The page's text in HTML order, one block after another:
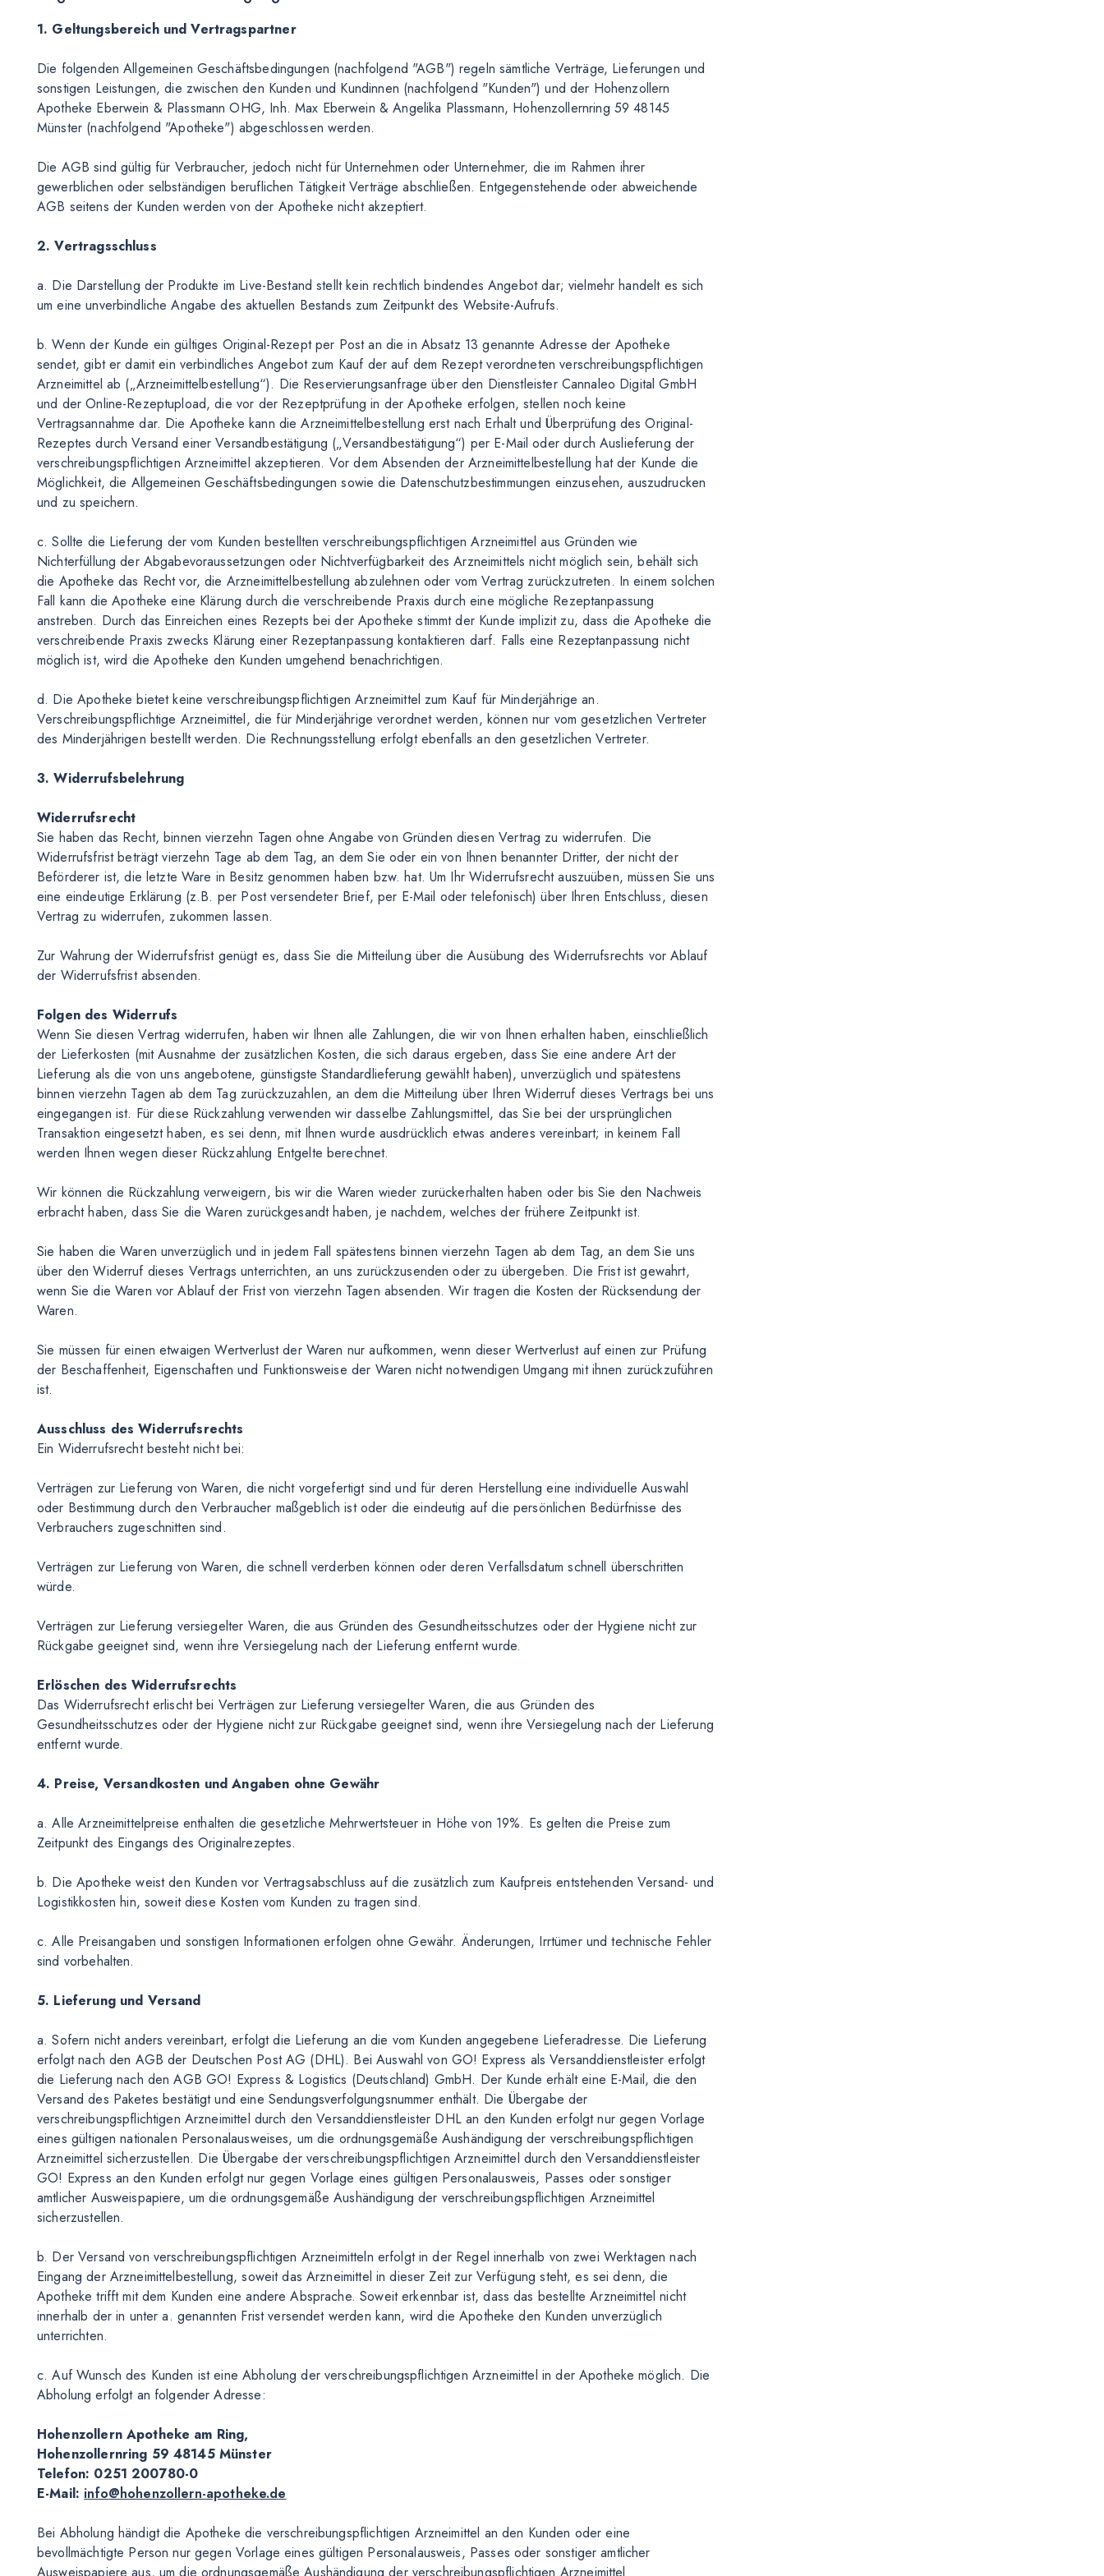
1. Geltungsbereich und Vertragspartner
Die folgenden Allgemeinen Geschäftsbedingungen (nachfolgend "AGB") regeln sämtliche Verträge, Lieferungen und
sonstigen Leistungen, die zwischen den Kunden und Kundinnen (nachfolgend "Kunden") und der Hohenzollern
Apotheke Eberwein & Plassmann OHG, Inh. Max Eberwein & Angelika Plassmann, Hohenzollernring 59 48145
Münster (nachfolgend "Apotheke") abgeschlossen werden.
Die AGB sind gültig für Verbraucher, jedoch nicht für Unternehmen oder Unternehmer, die im Rahmen ihrer
gewerblichen oder selbständigen beruflichen Tätigkeit Verträge abschließen. Entgegenstehende oder abweichende
AGB seitens der Kunden werden von der Apotheke nicht akzeptiert.
2. Vertragsschluss
a. Die Darstellung der Produkte im Live-Bestand stellt kein rechtlich bindendes Angebot dar; vielmehr handelt es sich
um eine unverbindliche Angabe des aktuellen Bestands zum Zeitpunkt des Website-Aufrufs.
b. Wenn der Kunde ein gültiges Original-Rezept per Post an die in Absatz 13 genannte Adresse der Apotheke
sendet, gibt er damit ein verbindliches Angebot zum Kauf der auf dem Rezept verordneten verschreibungspflichtigen
Arzneimittel ab („Arzneimittelbestellung“). Die Reservierungsanfrage über den Dienstleister Cannaleo Digital GmbH
und der Online-Rezeptupload, die vor der Rezeptprüfung in der Apotheke erfolgen, stellen noch keine
Vertragsannahme dar. Die Apotheke kann die Arzneimittelbestellung erst nach Erhalt und Überprüfung des Original-
Rezeptes durch Versand einer Versandbestätigung („Versandbestätigung“) per E-Mail oder durch Auslieferung der
verschreibungspflichtigen Arzneimittel akzeptieren. Vor dem Absenden der Arzneimittelbestellung hat der Kunde die
Möglichkeit, die Allgemeinen Geschäftsbedingungen sowie die Datenschutzbestimmungen einzusehen, auszudrucken
und zu speichern.
c. Sollte die Lieferung der vom Kunden bestellten verschreibungspflichtigen Arzneimittel aus Gründen wie
Nichterfüllung der Abgabevoraussetzungen oder Nichtverfügbarkeit des Arzneimittels nicht möglich sein, behält sich
die Apotheke das Recht vor, die Arzneimittelbestellung abzulehnen oder vom Vertrag zurückzutreten. In einem solchen
Fall kann die Apotheke eine Klärung durch die verschreibende Praxis durch eine mögliche Rezeptanpassung
anstreben. Durch das Einreichen eines Rezepts bei der Apotheke stimmt der Kunde implizit zu, dass die Apotheke die
verschreibende Praxis zwecks Klärung einer Rezeptanpassung kontaktieren darf. Falls eine Rezeptanpassung nicht
möglich ist, wird die Apotheke den Kunden umgehend benachrichtigen.
d. Die Apotheke bietet keine verschreibungspflichtigen Arzneimittel zum Kauf für Minderjährige an.
Verschreibungspflichtige Arzneimittel, die für Minderjährige verordnet werden, können nur vom gesetzlichen Vertreter
des Minderjährigen bestellt werden. Die Rechnungsstellung erfolgt ebenfalls an den gesetzlichen Vertreter.
3. Widerrufsbelehrung
Widerrufsrecht
Sie haben das Recht, binnen vierzehn Tagen ohne Angabe von Gründen diesen Vertrag zu widerrufen. Die
Widerrufsfrist beträgt vierzehn Tage ab dem Tag, an dem Sie oder ein von Ihnen benannter Dritter, der nicht der
Beförderer ist, die letzte Ware in Besitz genommen haben bzw. hat. Um Ihr Widerrufsrecht auszuüben, müssen Sie uns
eine eindeutige Erklärung (z.B. per Post versendeter Brief, per E-Mail oder telefonisch) über Ihren Entschluss, diesen
Vertrag zu widerrufen, zukommen lassen.
Zur Wahrung der Widerrufsfrist genügt es, dass Sie die Mitteilung über die Ausübung des Widerrufsrechts vor Ablauf
der Widerrufsfrist absenden.
Folgen des Widerrufs
Wenn Sie diesen Vertrag widerrufen, haben wir Ihnen alle Zahlungen, die wir von Ihnen erhalten haben, einschließlich
der Lieferkosten (mit Ausnahme der zusätzlichen Kosten, die sich daraus ergeben, dass Sie eine andere Art der
Lieferung als die von uns angebotene, günstigste Standardlieferung gewählt haben), unverzüglich und spätestens
binnen vierzehn Tagen ab dem Tag zurückzuzahlen, an dem die Mitteilung über Ihren Widerruf dieses Vertrags bei uns
eingegangen ist. Für diese Rückzahlung verwenden wir dasselbe Zahlungsmittel, das Sie bei der ursprünglichen
Transaktion eingesetzt haben, es sei denn, mit Ihnen wurde ausdrücklich etwas anderes vereinbart; in keinem Fall
werden Ihnen wegen dieser Rückzahlung Entgelte berechnet.
Wir können die Rückzahlung verweigern, bis wir die Waren wieder zurückerhalten haben oder bis Sie den Nachweis
erbracht haben, dass Sie die Waren zurückgesandt haben, je nachdem, welches der frühere Zeitpunkt ist.
Sie haben die Waren unverzüglich und in jedem Fall spätestens binnen vierzehn Tagen ab dem Tag, an dem Sie uns
über den Widerruf dieses Vertrags unterrichten, an uns zurückzusenden oder zu übergeben. Die Frist ist gewahrt,
wenn Sie die Waren vor Ablauf der Frist von vierzehn Tagen absenden. Wir tragen die Kosten der Rücksendung der
Waren.
Sie müssen für einen etwaigen Wertverlust der Waren nur aufkommen, wenn dieser Wertverlust auf einen zur Prüfung
der Beschaffenheit, Eigenschaften und Funktionsweise der Waren nicht notwendigen Umgang mit ihnen zurückzuführen
ist.
Ausschluss des Widerrufsrechts
Ein Widerrufsrecht besteht nicht bei:
Verträgen zur Lieferung von Waren, die nicht vorgefertigt sind und für deren Herstellung eine individuelle Auswahl
oder Bestimmung durch den Verbraucher maßgeblich ist oder die eindeutig auf die persönlichen Bedürfnisse des
Verbrauchers zugeschnitten sind.
Verträgen zur Lieferung von Waren, die schnell verderben können oder deren Verfallsdatum schnell überschritten
würde.
Verträgen zur Lieferung versiegelter Waren, die aus Gründen des Gesundheitsschutzes oder der Hygiene nicht zur
Rückgabe geeignet sind, wenn ihre Versiegelung nach der Lieferung entfernt wurde.
Erlöschen des Widerrufsrechts
Das Widerrufsrecht erlischt bei Verträgen zur Lieferung versiegelter Waren, die aus Gründen des
Gesundheitsschutzes oder der Hygiene nicht zur Rückgabe geeignet sind, wenn ihre Versiegelung nach der Lieferung
entfernt wurde.
4. Preise, Versandkosten und Angaben ohne Gewähr
a. Alle Arzneimittelpreise enthalten die gesetzliche Mehrwertsteuer in Höhe von 19%. Es gelten die Preise zum
Zeitpunkt des Eingangs des Originalrezeptes.
b. Die Apotheke weist den Kunden vor Vertragsabschluss auf die zusätzlich zum Kaufpreis entstehenden Versand- und
Logistikkosten hin, soweit diese Kosten vom Kunden zu tragen sind.
c. Alle Preisangaben und sonstigen Informationen erfolgen ohne Gewähr. Änderungen, Irrtümer und technische Fehler
sind vorbehalten.
5. Lieferung und Versand
a. Sofern nicht anders vereinbart, erfolgt die Lieferung an die vom Kunden angegebene Lieferadresse. Die Lieferung
erfolgt nach den AGB der Deutschen Post AG (DHL). Bei Auswahl von GO! Express als Versanddienstleister erfolgt
die Lieferung nach den AGB GO! Express & Logistics (Deutschland) GmbH. Der Kunde erhält eine E-Mail, die den
Versand des Paketes bestätigt und eine Sendungsverfolgungsnummer enthält. Die Übergabe der
verschreibungspflichtigen Arzneimittel durch den Versanddienstleister DHL an den Kunden erfolgt nur gegen Vorlage
eines gültigen nationalen Personalausweises, um die ordnungsgemäße Aushändigung der verschreibungspflichtigen
Arzneimittel sicherzustellen. Die Übergabe der verschreibungspflichtigen Arzneimittel durch den Versanddienstleister
GO! Express an den Kunden erfolgt nur gegen Vorlage eines gültigen Personalausweis, Passes oder sonstiger
amtlicher Ausweispapiere, um die ordnungsgemäße Aushändigung der verschreibungspflichtigen Arzneimittel
sicherzustellen.
b. Der Versand von verschreibungspflichtigen Arzneimitteln erfolgt in der Regel innerhalb von zwei Werktagen nach
Eingang der Arzneimittelbestellung, soweit das Arzneimittel in dieser Zeit zur Verfügung steht, es sei denn, die
Apotheke trifft mit dem Kunden eine andere Absprache. Soweit erkennbar ist, dass das bestellte Arzneimittel nicht
innerhalb der in unter a. genannten Frist versendet werden kann, wird die Apotheke den Kunden unverzüglich
unterrichten.
c. Auf Wunsch des Kunden ist eine Abholung der verschreibungspflichtigen Arzneimittel in der Apotheke möglich. Die
Abholung erfolgt an folgender Adresse:
Hohenzollern Apotheke am Ring,
Hohenzollernring 59 48145 Münster
Telefon: 0251 200780-0
E-Mail: info@hohenzollern-apotheke.de
Bei Abholung händigt die Apotheke die verschreibungspflichtigen Arzneimittel an den Kunden oder eine
bevollmächtigte Person nur gegen Vorlage eines gültigen Personalausweis, Passes oder sonstiger amtlicher